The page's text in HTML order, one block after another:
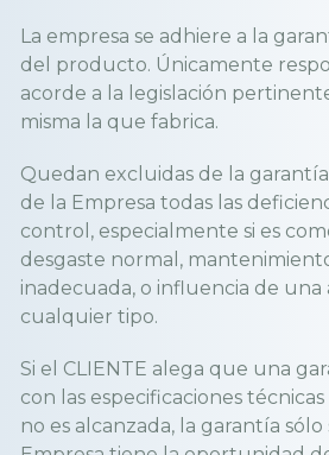
La empresa se adhiere a la
del producto. Únicamente
acorde a la legislación
misma la que fabrica.
Quedan excluidas de la
de la Empresa todas las
control, especialmente si es
desgaste normal,
inadecuada, o influencia de
cualquier tipo.
Si el CLIENTE alega que una
con las especificaciones
no es alcanzada, la garantía sólo